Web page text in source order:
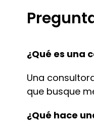
¿Qué es una
Una c
que busque
¿Qué hace